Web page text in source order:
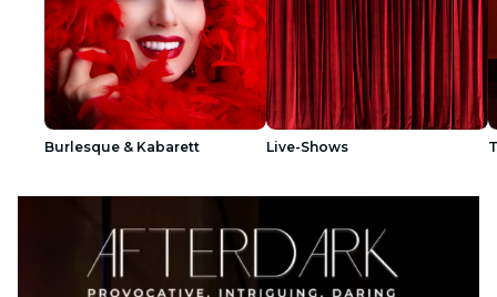
Burlesque & Kabarett Live-Shows